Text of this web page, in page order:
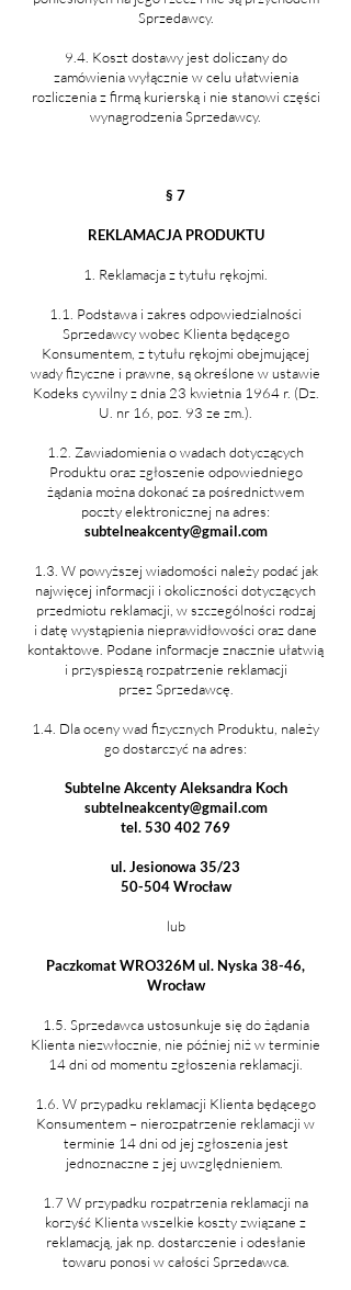
Sprzedawcy.
9.4. Koszt dostawy jest doliczany do
zamówienia wyłącznie w celu ułatwienia
rozliczenia z firmą kurierską i nie stanowi części
wynagrodzenia Sprzedawcy.
§ 7
REKLAMACJA PRODUKTU
1. Reklamacja z tytułu rękojmi.
1.1. Podstawa i zakres odpowiedzialności
Sprzedawcy wobec Klienta będącego
Konsumentem, z tytułu rękojmi obejmującej
wady fizyczne i prawne, są określone w ustawie
Kodeks cywilny z dnia 23 kwietnia 1964 r. (Dz.
U. nr 16, poz. 93 ze zm.).
1.2. Zawiadomienia o wadach dotyczących
Produktu oraz zgłoszenie odpowiedniego
żądania można dokonać za pośrednictwem
poczty elektronicznej na adres:
subtelneakcenty@gmail.com
1.3. W powyższej wiadomości należy podać jak
najwięcej informacji i okoliczności dotyczących
przedmiotu reklamacji, w szczególności rodzaj
i datę wystąpienia nieprawidłowości oraz dane
kontaktowe. Podane informacje znacznie ułatwią
i przyspieszą rozpatrzenie reklamacji
przez Sprzedawcę.
1.4. Dla oceny wad fizycznych Produktu, należy
go dostarczyć na adres:
Subtelne Akcenty Aleksandra Koch
subtelneakcenty@gmail.com
tel.530 402 769
ul. Jesionowa 35/23
50-504 Wrocław
lub
Paczkomat WRO326M ul. Nyska 38-46​,
Wrocław
1.5. Sprzedawca ustosunkuje się do żądania
Klienta niezwłocznie, nie później niż w terminie
14 dni od momentu zgłoszenia reklamacji.
1.6. W przypadku reklamacji Klienta będącego
Konsumentem – nierozpatrzenie reklamacji w
terminie 14 dni od jej zgłoszenia jest
jednoznaczne z jej uwzględnieniem.
1.7 W przypadku rozpatrzenia reklamacji na
korzyść Klienta wszelkie koszty związane z
reklamacją, jak np. dostarczenie i odesłanie
towaru ponosi w całości Sprzedawca.